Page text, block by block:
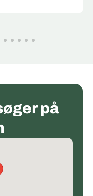
på